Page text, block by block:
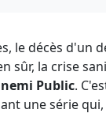
le décès d'un
sûr, la crise
Public.
une série